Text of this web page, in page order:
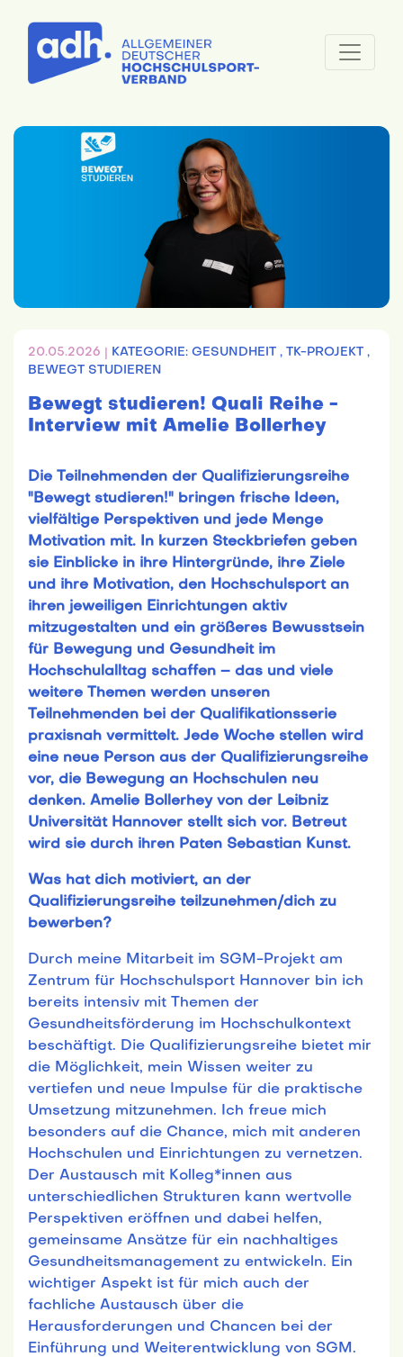
20.05.2026 | KATEGORIE: GESUNDHEIT , TK-PROJEKT ,
BEWEGT STUDIEREN
Bewegt studieren! Quali Reihe -
Interview mit Amelie Bollerhey
Die Teilnehmenden der Qualifizierungsreihe
"Bewegt studieren!" bringen frische Ideen,
vielfältige Perspektiven und jede Menge
Motivation mit. In kurzen Steckbriefen geben
sie Einblicke in ihre Hintergründe, ihre Ziele
und ihre Motivation, den Hochschulsport an
ihren jeweiligen Einrichtungen aktiv
mitzugestalten und ein größeres Bewusstsein
für Bewegung und Gesundheit im
Hochschulalltag schaffen – das und viele
weitere Themen werden unseren
Teilnehmenden bei der Qualifikationsserie
praxisnah vermittelt. Jede Woche stellen wird
eine neue Person aus der Qualifizierungsreihe
vor, die Bewegung an Hochschulen neu
denken. Amelie Bollerhey von der Leibniz
Universität Hannover stellt sich vor. Betreut
wird sie durch ihren Paten Sebastian Kunst.
Was hat dich motiviert, an der
Qualifizierungsreihe teilzunehmen/dich zu
bewerben?
Durch meine Mitarbeit im SGM-Projekt am
Zentrum für Hochschulsport Hannover bin ich
bereits intensiv mit Themen der
Gesundheitsförderung im Hochschulkontext
beschäftigt. Die Qualifizierungsreihe bietet mir
die Möglichkeit, mein Wissen weiter zu
vertiefen und neue Impulse für die praktische
Umsetzung mitzunehmen. Ich freue mich
besonders auf die Chance, mich mit anderen
Hochschulen und Einrichtungen zu vernetzen.
Der Austausch mit Kolleg*innen aus
unterschiedlichen Strukturen kann wertvolle
Perspektiven eröffnen und dabei helfen,
gemeinsame Ansätze für ein nachhaltiges
Gesundheitsmanagement zu entwickeln. Ein
wichtiger Aspekt ist für mich auch der
fachliche Austausch über die
Herausforderungen und Chancen bei der
Einführung und Weiterentwicklung von SGM.